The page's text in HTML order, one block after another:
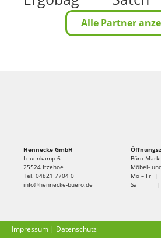
Alle Partner
Hennecke GmbH
Leuenkamp 6
25524 Itzehoe
Tel. 04821 7704 0
info@hennecke-buero.de
Büro-
Möbel-
Mo – Fr |
Sa |
Impressum | Datenschutz